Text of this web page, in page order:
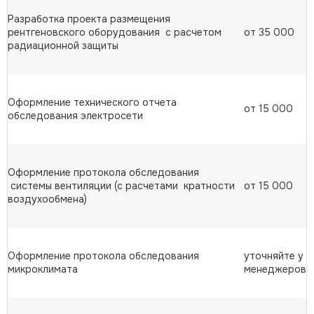
Разработка проекта размещения
рентгеновского оборудования с расчетом
радиационной защиты
от 35 000
Оформление технического отчета
обследования электросети
от 15 000
Оформление протокола обследования
системы вентиляции (с расчетами кратности
воздухообмена)
от 15 000
Оформление протокола обследования
микроклимата
уточняйте у
менеджеров